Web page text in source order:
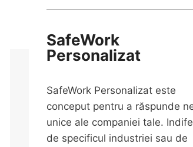
SafeWork
Personalizat
SafeWork Personalizat este
conceput pentru a răspunde
unice ale companiei tale.
de specificul industriei sau de